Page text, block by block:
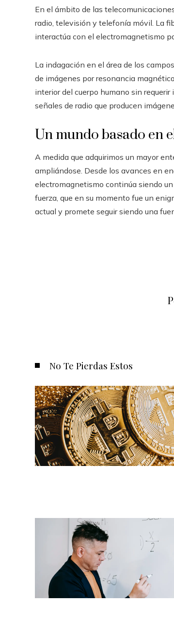
En el ámbito de las
radio, televisión y telefonía móvil. La
interactúa con el electromagnetismo
La indagación en el área de los
de imágenes por resonancia
interior del cuerpo humano sin
señales de radio que producen
Un mundo basado en
A medida que adquirimos un mayor
ampliándose. Desde los avances en
electromagnetismo continúa siendo
fuerza, que en su momento fue un
actual y promete seguir siendo una
No Te Pierdas Estos